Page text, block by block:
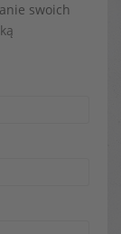
swoich